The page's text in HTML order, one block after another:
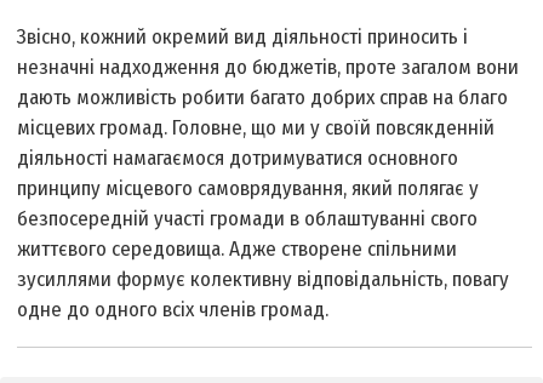
Звісно, кожний окремий вид діяльності приносить і
незначні надходження до бюджетів, проте загалом вони
дають можливість робити багато добрих справ на благо
місцевих громад. Головне, що ми у своїй повсякденній
діяльності намагаємося дотримуватися основного
принципу місцевого самоврядування, який полягає у
безпосередній участі громади в облаштуванні свого
життєвого середовища. Адже створене спільними
зусиллями формує колективну відповідальність, повагу
одне до одного всіх членів громад.